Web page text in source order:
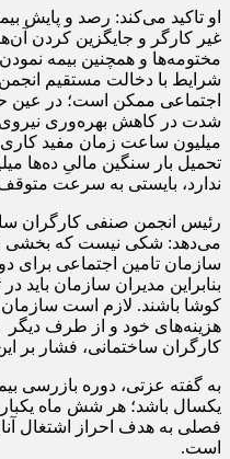
او تاکید می‌کند: رصد و پایش
غیر کارگر و جایگزین کردن
مختومه‌ها و همچنین بیمه
شرایط با دخالت مستقیم
اجتماعی ممکن است؛ در عین
میلیون ساعت زمان مفید
تحمیل بار سنگین مالیِ ده‌ها
ندارد، بایستی به سرعت
رئیس انجمن صنفی کارگران
می‌دهد: شکی نیست که بخشی
سازمان تامین اجتماعی برای
بنابراین مدیران سازمان
کوشا باشند. لازم است
هزینه‌های خود و از طرف
کارگران ساختمانی، فشار بر
به گفته عزتی، دوره بازرسی
یکسال باشد؛ هر شش ماه
فصلی به هدف احراز اشتغال
است.